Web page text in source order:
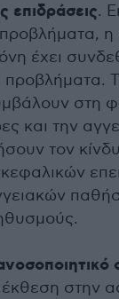
επιδράσεις.
έχει
προβλήματα.
στη
και την
τον
στην